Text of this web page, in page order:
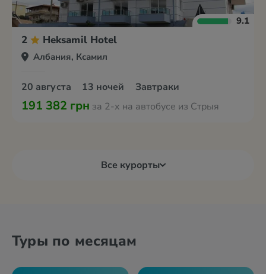
9.1
2 Heksamil Hotel
Албания, Ксамил
20 августа 13 ночей Завтраки
191 382 грн за 2-х на автобусе из Стрыя
Все курорты
Туры по месяцам